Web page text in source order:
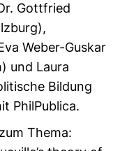
Gottfried
Weber-Guskar
und Laura
Bildung
PhilPublica.
Thema: